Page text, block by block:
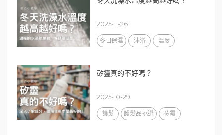
2025-11-26
冬日保濕 沐浴 溫度
矽靈真的不好嗎？
2025-10-29
護髮 護髮品挑選 矽靈